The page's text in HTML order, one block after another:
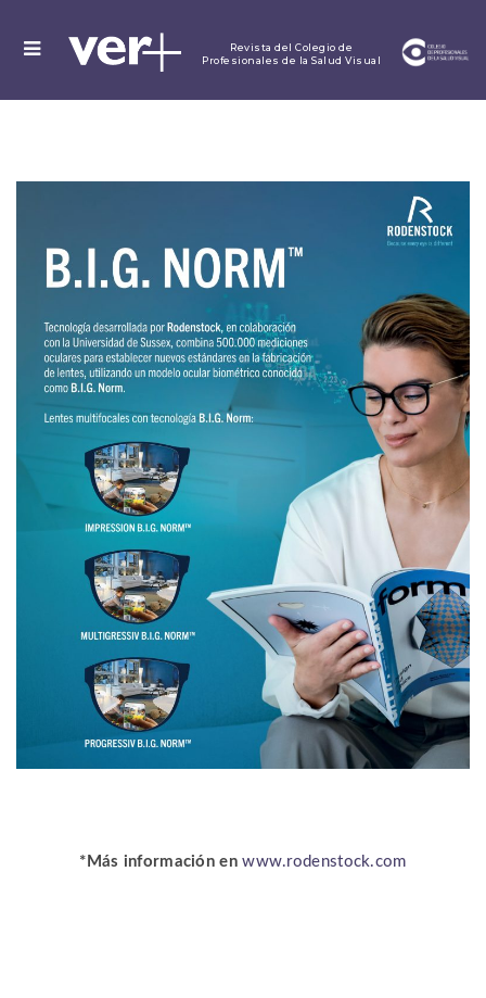
MENU
Revista del Colegio de
Profesionales de la Salud Visual
*Más información enwww.rodenstock.com